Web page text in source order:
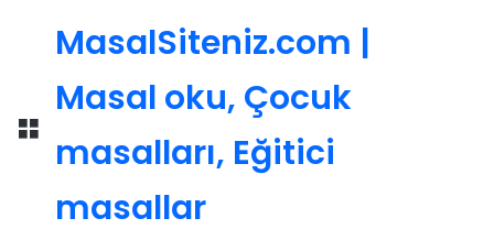
Menü
MasalSiteniz.com |
Masal oku, Çocuk
masalları, Eğitici
masallar